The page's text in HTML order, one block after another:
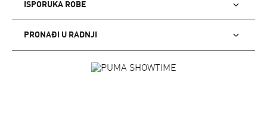
ISPORUKA ROBE
PRONAĐI U RADNJI